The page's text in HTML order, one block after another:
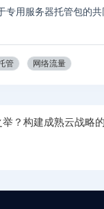
专用服务器托管包的
管 网络流量
？构建成熟云战略